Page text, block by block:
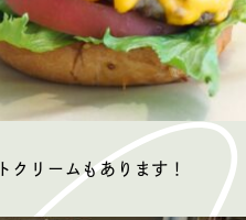
クリームもあります！